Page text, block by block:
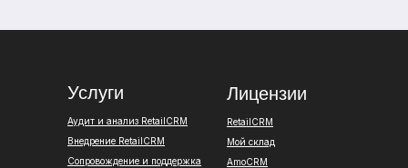
RetailCRM
Мой склад
AmoCRM
Лицензии
Аудит и анализ RetailCRM
Внедрение RetailCRM
Сопровождение и поддержка
Услуги